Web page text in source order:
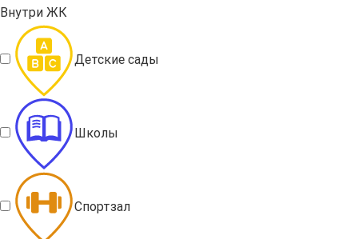
Внутри ЖК
Детские сады
Школы
Спортзал